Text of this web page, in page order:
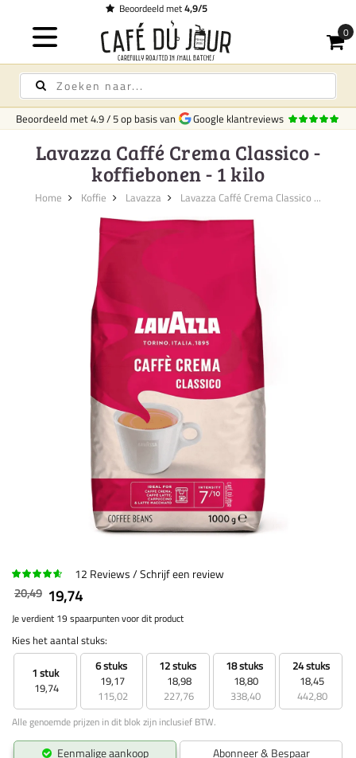
Beoordeeld met4.9/5op basis van Google klantreviews
Lavazza Caffé Crema Classico -
koffiebonen - 1 kilo
Home Koffie Lavazza Lavazza Caffé Crema Classico ...
12 Reviews
Schrijf een review
20,49 19,74
Je verdient 19 spaarpunten voor dit product
Kies het aantal stuks:
1 stuk
19,74
6 stuks
19,17
115,02
12 stuks
18,98
227,76
18 stuks
18,80
338,40
24 stuks
18,45
442,80
Alle genoemde prijzen in dit blok zijn inclusief BTW.
Eenmalige aankoop Abonneer & Bespaar